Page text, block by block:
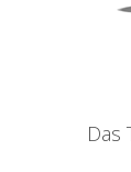
Das